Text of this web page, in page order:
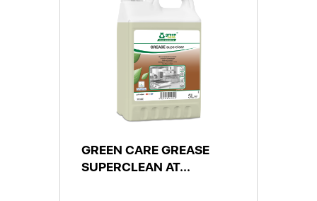
GREEN CARE GREASE
SUPERCLEAN AT...